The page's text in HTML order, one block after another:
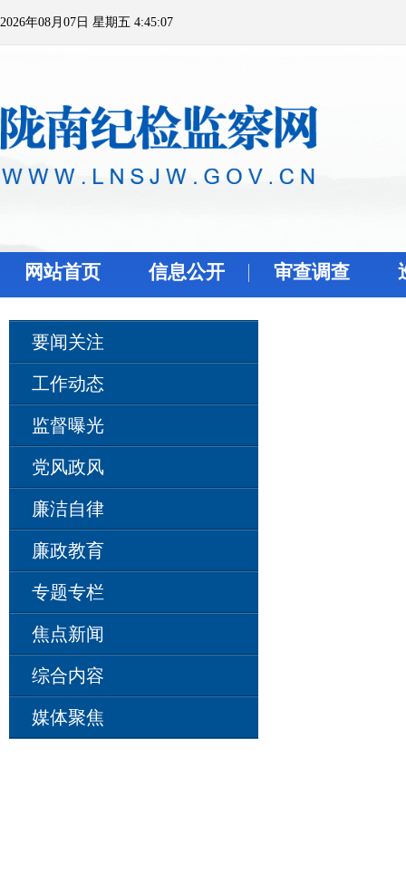
2026年08月07日 星期五 4:45:07
网站首页 信息公开 审查调查
要闻关注
工作动态
监督曝光
党风政风
廉洁自律
廉政教育
专题专栏
焦点新闻
综合内容
媒体聚焦